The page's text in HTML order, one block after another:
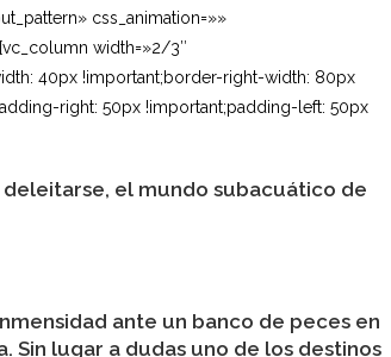
css_animation=»»
width=»2/3″
40px !important;border-right-width: 80px
right: 50px !important;padding-left: 50px
deleitarse, el mundo subacuático de
ante un banco de peces en
Sin lugar a dudas uno de los destinos